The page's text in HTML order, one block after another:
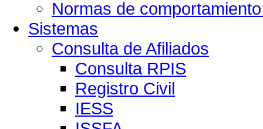
Normas de
Sistemas
Consulta de Afiliados
Consulta RPIS
Registro Civil
IESS